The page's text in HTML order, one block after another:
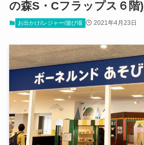
の森S・Cフラップス６階)
お出かけ/レジャー/遊び場 2021年4月23日